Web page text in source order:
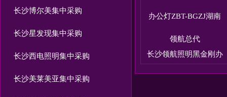
长沙博尔美集中采购
长沙星发现集中采购
长沙西电照明集中采购
长沙美莱美亚集中采购
长沙领航照明黑金刚办